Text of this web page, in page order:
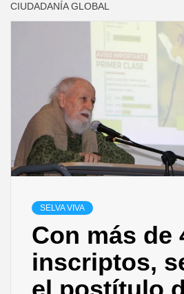
CIUDADANÍA GLOBAL
SELVA VIVA
Con más de
inscriptos,